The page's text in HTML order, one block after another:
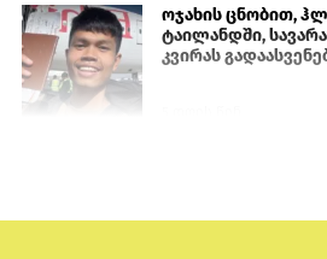
ოჯახის ცნობით,
ტაილანდში,
კვირას